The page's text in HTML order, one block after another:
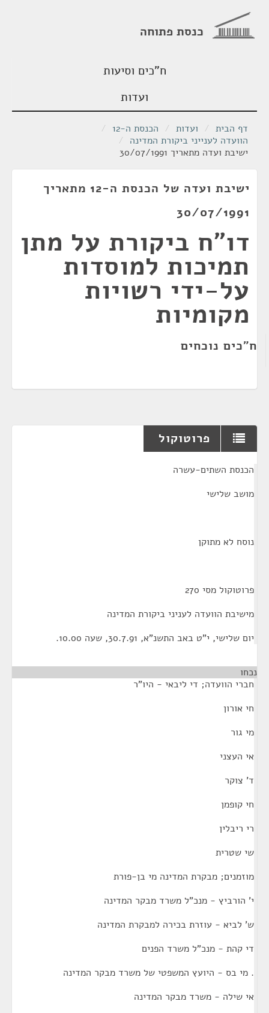
כנסת פתוחה
ח"כים וסיעות
ועדות
דף הבית / ועדות / הכנסת ה-12
/
הוועדה לענייני ביקורת המדינה /
ישיבת ועדה מתאריך 30/07/1991
ישיבת ועדה של הכנסת ה-12 מתאריך
30/07/1991
דו"ח ביקורת על מתן
תמיכות למוסדות
על-ידי רשויות
מקומיות
ח"כים נוכחים
פרוטוקול
הכנסת השתים-עשרה
מושב שלישי
נוסח לא מתוקן
פרוטוקול מסי 270
מישיבת הוועדה לעניני ביקורת המדינה
יום שלישי, י"ט באב התשנ"א, 30.7.91, שעה 10.00.
נכחו
חברי הוועדה; די ליבאי - היו"ר
חי אורון
מי גור
אי העצני
ד' צוקר
חי קופמן
רי ריבלין
שי שטרית
מוזמנים; מבקרת המדינה מי בן-פורת
י' הורביץ - מנכ"ל משרד מבקר המדינה
ש' לביא - עוזרת בכירה למבקרת המדינה
די קהת - מנכ"ל משרד הפנים
. מי בס - היועץ המשפטי של משרד מבקר המדינה
אי שילה - משרד מבקר המדינה